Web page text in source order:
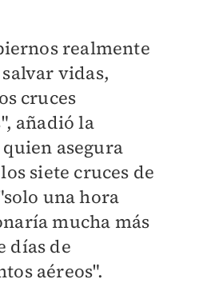
realmente
vidas,
cruces
añadió la
asegura
siete cruces de
una hora
mucha más
días de
aéreos".